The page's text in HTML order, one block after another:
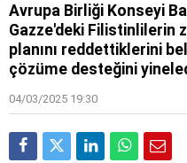
Avrupa Birliği Konseyi
Gazze'deki Filistinlilerin
planını reddettiklerini
çözüme desteğini
04/03/2025 19:30